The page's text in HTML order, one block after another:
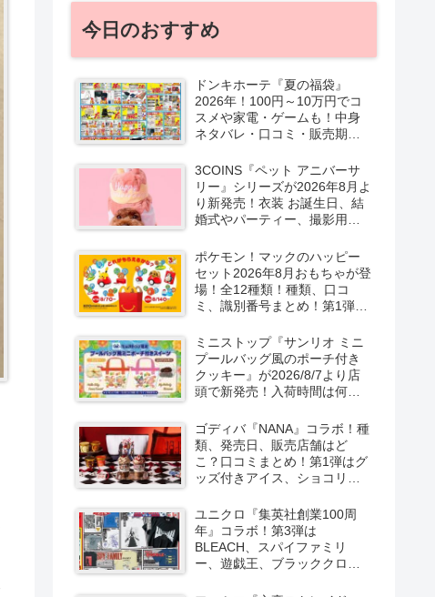
今日のおすすめ
ドンキホーテ『夏の福袋』
2026年！100円～10万円でコ
スメや家電・ゲームも！中身
ネタバレ・口コミ・販売期
3COINS『ペット アニバーサ
リー』シリーズが2026年8月よ
り新発売！衣装 お誕生日、結
婚式やパーティー、撮影用グ
ポケモン！マックのハッピー
セット2026年8月おもちゃが登
場！全12種類！種類、口コ
ミ、識別番号まとめ！第1弾は
ミニストップ『サンリオ ミニ
プールバッグ風のポーチ付き
クッキー』が2026/8/7より店
頭で新発売！入荷時間は何
施！キティ&ダニエル、マイメ
ロ＆クロミの2種類！
ゴディバ『NANA』コラボ！種
類、発売日、販売店舗はど
こ？口コミまとめ！第1弾はグ
ッズ付きアイス、ショコリキ
より新発売！第2弾は限定チョ
コレートなどが2026年10月？
再販売は？
ユニクロ『集英社創業100周
年』コラボ！第3弾は
BLEACH、スパイファミリ
ー、遊戯王、ブラッククロー